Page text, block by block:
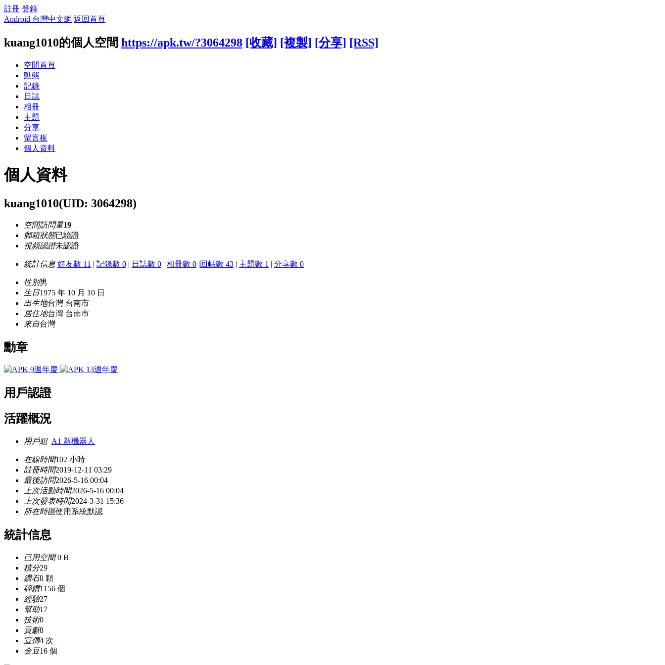
註冊 登錄
Android 台灣中文網 返回首頁
kuang1010的個人空間 https://apk.tw/?3064298 [收藏] [複製] [分享] [RSS]
空間首頁
動態
記錄
日誌
相冊
主題
分享
留言板
個人資料
個人資料
kuang1010(UID: 3064298)
空間訪問量19
郵箱狀態已驗證
視頻認證未認證
統計信息 好友數 11 | 記錄數 0 | 日誌數 0 | 相冊數 0 |回帖數 43 | 主題數 1 | 分享數 0
性別男
生日1975 年 10 月 10 日
出生地台灣 台南市
居住地台灣 台南市
來自台灣
勳章
用戶認證
活躍概況
用戶組 A1 新機器人
在線時間102 小時
註冊時間2019-12-11 03:29
最後訪問2026-5-16 00:04
上次活動時間2026-5-16 00:04
上次發表時間2024-3-31 15:36
所在時區使用系統默認
統計信息
已用空間0 B
積分29
鑽石8 顆
碎鑽1156 個
經驗27
幫助17
技術0
貢獻8
宣傳4 次
金豆16 個